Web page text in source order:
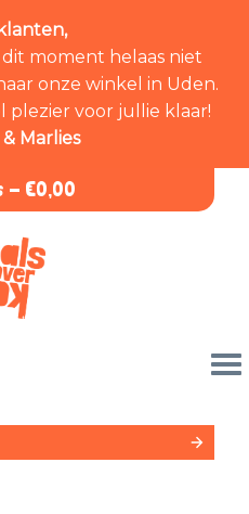
moment helaas niet
onze winkel in Uden.
plezier voor jullie klaar!
Marlies
- €0,00